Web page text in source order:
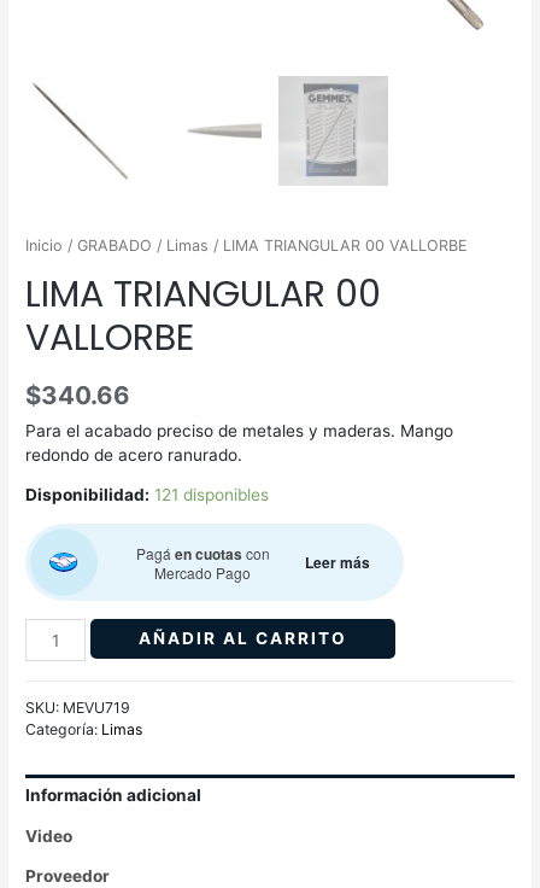
Inicio /GRABADO / Limas / LIMA TRIANGULAR 00 VALLORBE
LIMA TRIANGULAR 00
VALLORBE
$340.66
Para el acabado preciso de metales y maderas. Mango
redondo de acero ranurado.
Disponibilidad: 121 disponibles
Pagá en cuotas con
Mercado Pago
Leer más
AÑADIR AL CARRITO
SKU: MEVU719
Categoría: Limas
Información adicional
Video
Proveedor